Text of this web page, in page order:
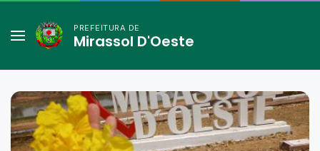
PREFEITURA DE
Mirassol D'Oeste